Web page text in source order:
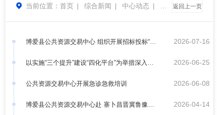
 当前位置： 首页 | 综合新闻 | 中心动态 |
工
作动态
返回上一页
博爱县公共资源交易中心 组织开展招标投标“人
工智能＋”应用攻坚 “人大代表开放日”活动
2026-07-16
以实施“三个提升”建设“四化平台”为举措深入贯
彻落实县第十四次党代会精神
2026-06-25
公共资源交易中心开展急诊急救培训 2026-06-08
博爱县公共资源交易中心赴 寨卜昌晋冀鲁豫野 2026-04-14